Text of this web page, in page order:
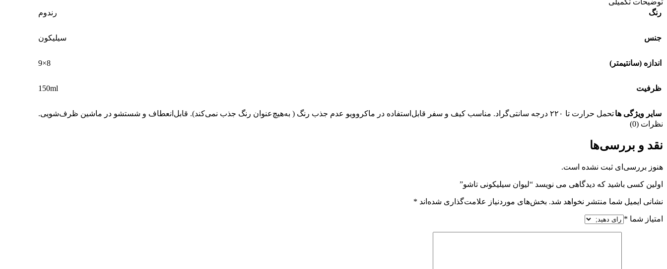
توضیحات تکمیلی
رنگ
رندوم
جنس سیلیکون
اندازه (سانتیمتر) 8×9
ظرفیت 150ml
سایر ویژگی هاتحمل حرارت تا ۲۲۰ درجه سانتی‌گراد. مناسب کیف و سفر قابل‌استفاده در ماکروویو عدم جذب رنگ ( به‌هیچ‌عنوان رنگ جذب نمی‌کند). قابل‌انعطاف و شستشو در ماشین ظرف‌شویی.
نظرات (0)
نقد و بررسی‌ها
هنوز بررسی‌ای ثبت نشده است.
اولین کسی باشید که دیدگاهی می نویسد “لیوان سیلیکونی تاشو”
نشانی ایمیل شما منتشر نخواهد شد. بخش‌های موردنیاز علامت‌گذاری شده‌اند *
امتیاز شما *